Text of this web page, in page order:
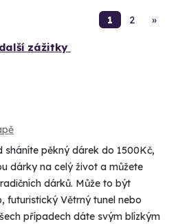
1 2 »
zážitky
sháníte pěkný dárek do 1500Kč,
dárky na celý život a můžete
dárků. Může to být
futuristický Větrný tunel nebo
případech dáte svým blízkým